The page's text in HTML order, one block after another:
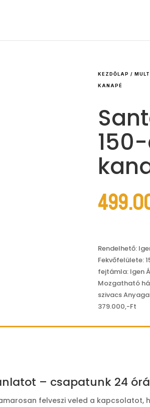
KEZDŐLAP /
KANAPÉ
Rendelhető:
Fekvőfelülete:
fejtámla: Igen
Mozgatható
szivacs
379.000,-Ft
– csapatunk 24
felveszi veled a